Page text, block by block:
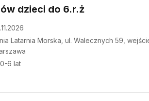
dzieci do 6.r.ż
Latarnia Morska, ul. Walecznych 59,
6 lat